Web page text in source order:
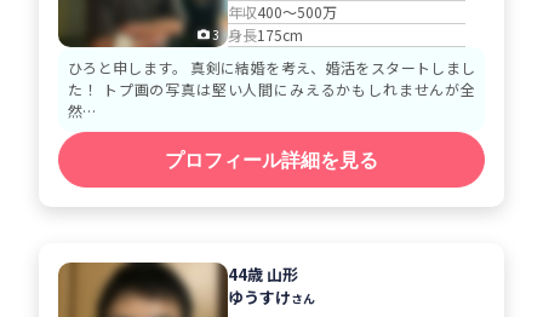
3
年収400～500万
身長175cm
ひろと申します。 真剣に結婚を考え、婚活をスタートしまし
た！ トプ画の写真は堅い人間にみえるかもしれませんが全
然…
プロフィール詳細を見る
44歳 山形
ゆうすけさん